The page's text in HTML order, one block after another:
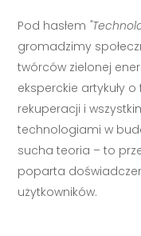
Pod hasłem
gromadzimy
twórców zielonej
eksperckie artykuły
rekuperacji i
technologiami w
sucha teoria – to
poparta
użytkowników.